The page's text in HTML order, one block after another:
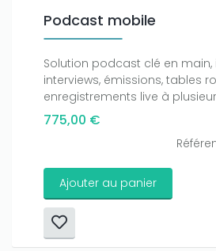
Podcast mobile
Solution podcast clé en
interviews, émissions, tables
enregistrements live à
775,00 €
Ajouter au panier